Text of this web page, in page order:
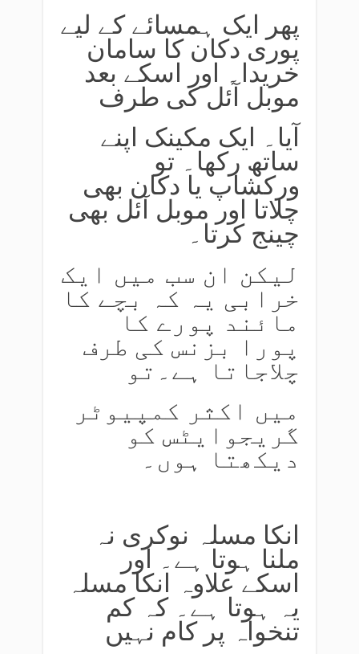
پھر ایک ہمسائے کے لیے
پوری دکان کا سامان
خریدا۔ اور اسکے بعد
موبل آئل کی طرف
آیا۔ ایک مکینک اپنے
ساتھ رکھا۔ تو
ورکشاپ یا دکان بھی
چلاتا اور موبل آئل بھی
چینج کرتا۔
لیکن ان سب میں ایک
خرابی یہ کہ بچے کا
مائند پورے کا
پورا بزنس کی طرف
چلاجاتا ہے۔تو
میں اکثر کمپیوٹر
گریجوایٹس کو
دیکھتا ہوں۔
انکا مسلہ نوکری نہ
ملنا ہوتا ہے۔ اور
اسکے علاوہ انکا مسلہ
یہ ہوتا ہے۔ کہ کم
تنخواہ پر کام نہیں